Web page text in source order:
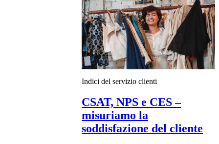
Indici del servizio clienti
CSAT, NPS e CES –
misuriamo la
soddisfazione del cliente